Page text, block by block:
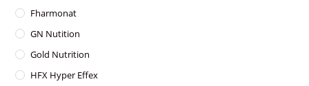
Fharmonat
GN Nutition
Gold Nutrition
HFX Hyper Effex